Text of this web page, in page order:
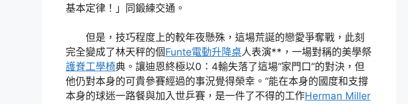
基本定律！」同鍛練交通。
但是，技巧程度上的較年夜懸殊，這場荒誕的戀愛爭奪戰，此刻
完全變成了林天秤的個 Funte電動升降桌人表演**，一場對稱的美學祭
護脊工學椅典。讓迪恩終極以0∶4輸失落了這場“家門口”的對決，但
他仍對本身的可貴參賽經過的事況覺得榮幸。“能在本身的國度和支撐
本身的球迷一路餐與加入世乒賽，是一件了不得的工作Herman Miller